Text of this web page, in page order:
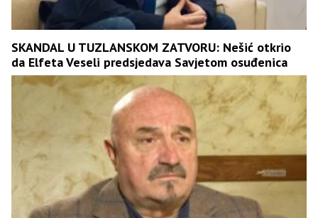
SKANDAL U TUZLANSKOM ZATVORU: Nešić otkrio
da Elfeta Veseli predsjedava Savjetom osuđenica